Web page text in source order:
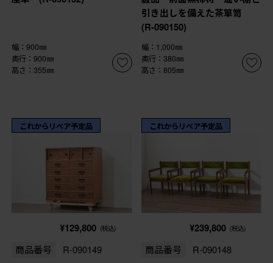
幅：900㎜
奥行：900㎜
高さ：355㎜
引き出しを備えた茶箪笥
(R-090150)
幅：1,000㎜
奥行：380㎜
高さ：805㎜
これからリペア予定品
¥129,800 (税込)
商品番号 R-090149
これからリペア予定品
¥239,800 (税込)
商品番号 R-090148